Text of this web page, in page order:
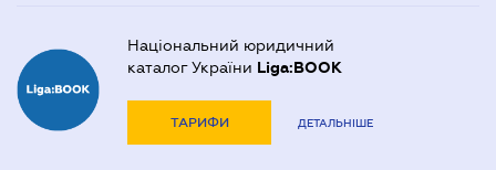
Національний юридичний
каталог України Liga:BOOK
ТАРИФИ ДЕТАЛЬНІШЕ